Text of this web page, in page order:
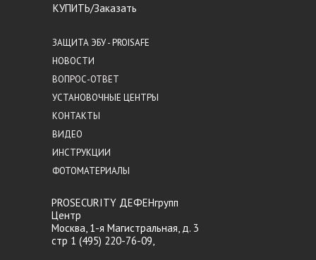
ЗАЩИТА ЭБУ - PROISAFE
НОВОСТИ
ВОПРОС-ОТВЕТ
УСТАНОВОЧНЫЕ ЦЕНТРЫ
КОНТАКТЫ
ВИДЕО
ИНСТРУКЦИИ
ФОТОМАТЕРИАЛЫ
PROSECURITY ДЕФЕНгрупп
Центр
Москва, 1-я Магистральная, д. 3
стр 1 (495) 220-76-09,
КУПИТЬ/Заказать